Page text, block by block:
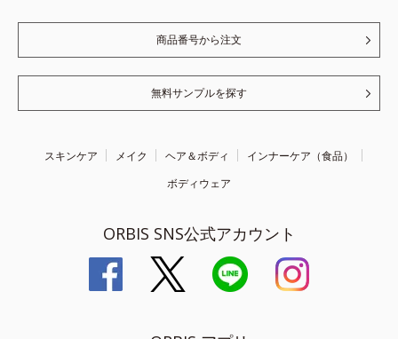
商品番号から注文
無料サンプルを探す
スキンケア メイク ヘア＆ボディ
インナーケア（食品）
ボディウェア
ORBIS SNS公式アカウント